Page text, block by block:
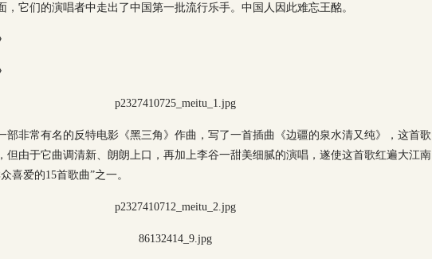
，它们的演唱者中走出了中国第一批流行乐手。中国人因此难忘王酩。
部非常有名的反特电影《黑三角》作曲，写了一首插曲《边疆的泉水清又纯》，这首歌
但由于它曲调清新、朗朗上口，再加上李谷一甜美细腻的演唱，遂使这首歌红遍大江南
喜爱的15首歌曲”之一。